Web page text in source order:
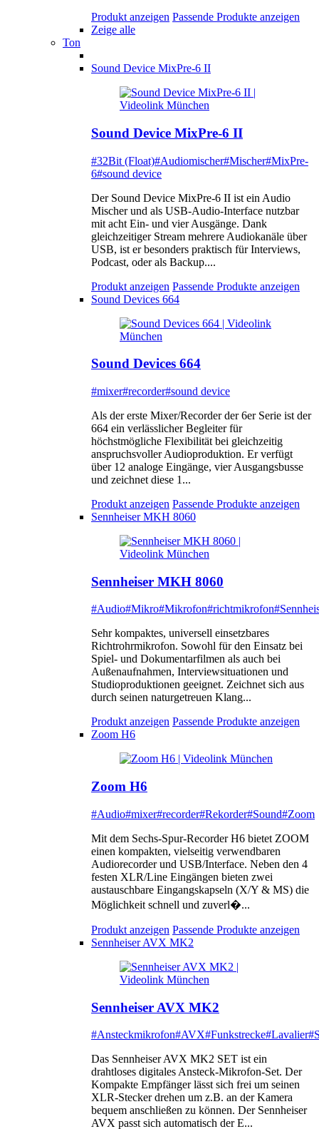
Produkt anzeigen Passende Produkte anzeigen
Zeige alle
Ton
Sound Device MixPre-6 II
Sound Device MixPre-6 II
#32Bit (Float)#Audiomischer#Mischer#MixPre-
6#sound device
Der Sound Device MixPre-6 II ist ein Audio
Mischer und als USB-Audio-Interface nutzbar
mit acht Ein- und vier Ausgänge. Dank
gleichzeitiger Stream mehrere Audiokanäle über
USB, ist er besonders praktisch für Interviews,
Podcast, oder als Backup....
Produkt anzeigen Passende Produkte anzeigen
Sound Devices 664
Sound Devices 664
#mixer#recorder#sound device
Als der erste Mixer/Recorder der 6er Serie ist der
664 ein verlässlicher Begleiter für
höchstmögliche Flexibilität bei gleichzeitig
anspruchsvoller Audioproduktion. Er verfügt
über 12 analoge Eingänge, vier Ausgangsbusse
und zeichnet diese 1...
Produkt anzeigen Passende Produkte anzeigen
Sennheiser MKH 8060
Sennheiser MKH 8060
#Audio#Mikro#Mikrofon#richtmikrofon
Sehr kompaktes, universell einsetzbares
Richtrohrmikrofon. Sowohl für den Einsatz bei
Spiel- und Dokumentarfilmen als auch bei
Außenaufnahmen, Interviewsituationen und
Studioproduktionen geeignet. Zeichnet sich aus
durch seinen naturgetreuen Klang...
Produkt anzeigen Passende Produkte anzeigen
Zoom H6
Zoom H6
#Audio#mixer#recorder#Rekorder#Sound#Zoom
Mit dem Sechs-Spur-Recorder H6 bietet ZOOM
einen kompakten, vielseitig verwendbaren
Audiorecorder und USB/Interface. Neben den 4
festen XLR/Line Eingängen bieten zwei
austauschbare Eingangskapseln (X/Y & MS) die
Möglichkeit schnell und zuverl�...
Produkt anzeigen Passende Produkte anzeigen
Sennheiser AVX MK2
Sennheiser AVX MK2
#Ansteckmikrofon#AVX#Funkstrecke#Lavalier
Das Sennheiser AVX MK2 SET ist ein
drahtloses digitales Ansteck-Mikrofon-Set. Der
Kompakte Empfänger lässt sich frei um seinen
XLR-Stecker drehen um z.B. an der Kamera
bequem anschließen zu können. Der Sennheiser
AVX passt sich automatisch der E...